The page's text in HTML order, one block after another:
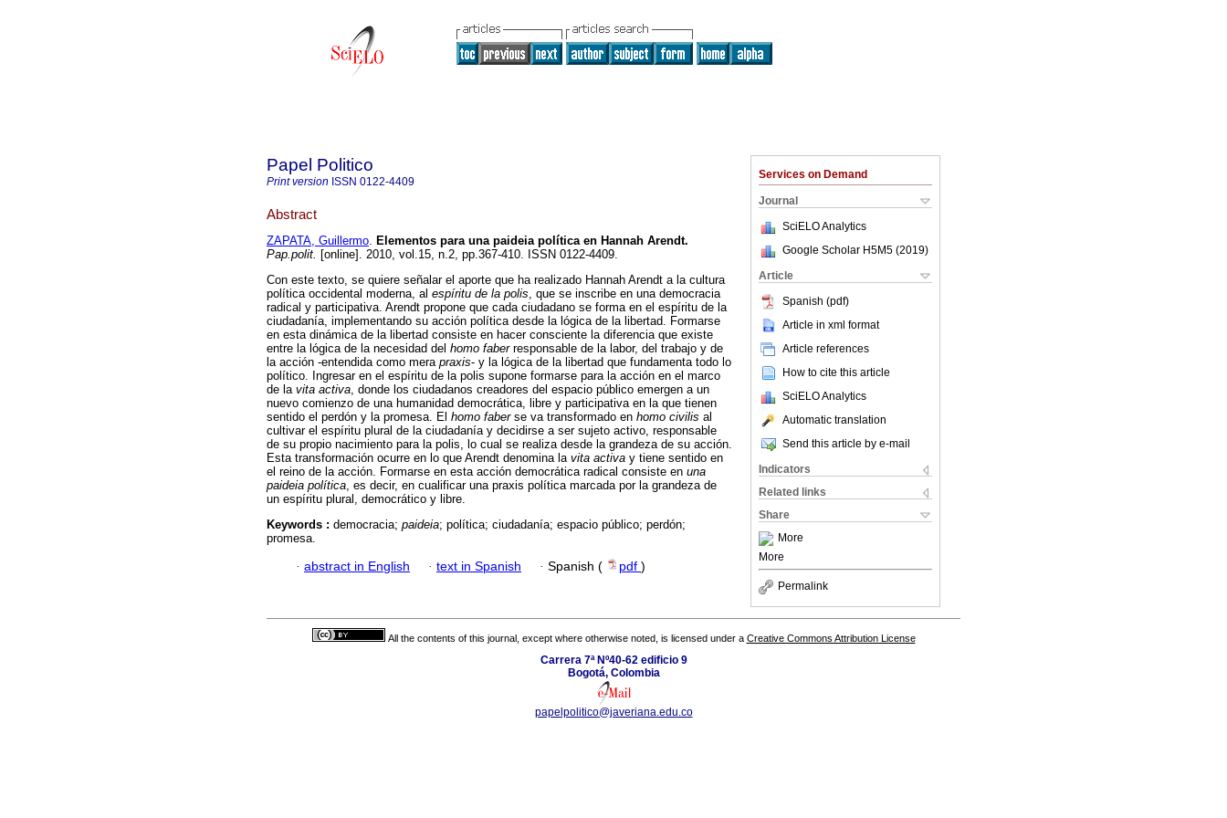
Services on Demand
Journal
SciELO Analytics
Google Scholar H5M5 (2019)
Article
Spanish (pdf)
Article in xml format
Article references
How to cite this article
SciELO Analytics
Automatic translation
Send this article by e-mail
Indicators
Related links
Share
More
More
Permalink
Papel Politico
Print version ISSN 0122-4409
Abstract
ZAPATA, Guillermo. Elementos para una paideia política en Hannah Arendt.
Pap.polit. [online]. 2010, vol.15, n.2, pp.367-410. ISSN 0122-4409.
Con este texto, se quiere señalar el aporte que ha realizado Hannah Arendt a la cultura
política occidental moderna, al espíritu de la polis, que se inscribe en una democracia
radical y participativa. Arendt propone que cada ciudadano se forma en el espíritu de la
ciudadanía, implementando su acción política desde la lógica de la libertad. Formarse
en esta dinámica de la libertad consiste en hacer consciente la diferencia que existe
entre la lógica de la necesidad del homo faberresponsable de la labor, del trabajo y de
la acción -entendida como mera praxis- y la lógica de la libertad que fundamenta todo lo
político. Ingresar en el espíritu de la polis supone formarse para la acción en el marco
de la vita activa, donde los ciudadanos creadores del espacio público emergen a un
nuevo comienzo de una humanidad democrática, libre y participativa en la que tienen
sentido el perdón y la promesa. El homo faberse va transformado en homo civilis al
cultivar el espíritu plural de la ciudadanía y decidirse a ser sujeto activo, responsable
de su propio nacimiento para la polis, lo cual se realiza desde la grandeza de su acción.
Esta transformación ocurre en lo que Arendt denomina la vita activa y tiene sentido en
el reino de la acción. Formarse en esta acción democrática radical consiste en una
paideia política, es decir, en cualificar una praxis política marcada por la grandeza de
un espíritu plural, democrático y libre.
Keywords : democracia; paideia; política; ciudadanía; espacio público; perdón;
promesa.
· abstract in English · text in Spanish · Spanish ( pdf )
All the contents of this journal, except where otherwise noted, is licensed under a Creative Commons Attribution License
Carrera 7ª Nº40-62 edificio 9
Bogotá, Colombia
papelpolitico@javeriana.edu.co